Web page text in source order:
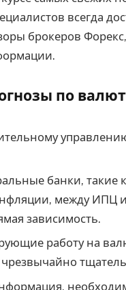
всегда
брокеров
по
банки,
между ИПЦ
зависимость.
работу на